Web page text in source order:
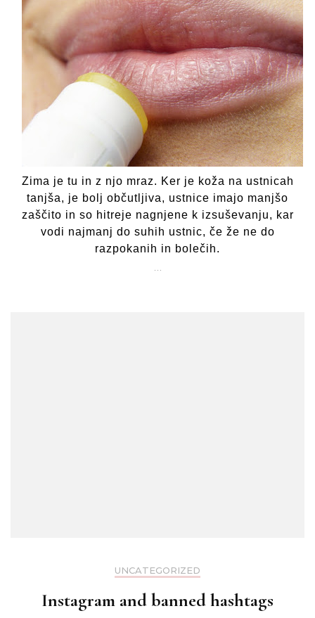
and
lips
Zima je tu in z njo mraz. Ker je koža na ustnicah
tanjša, je bolj občutljiva, ustnice imajo manjšo
zaščito in so hitreje nagnjene k izsuševanju, kar
vodi najmanj do suhih ustnic, če že ne do
razpokanih in bolečih.
UNCATEGORIZED
Instagram and banned hashtags